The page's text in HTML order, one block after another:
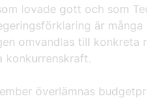
lovade gott och som
är
omvandlas till konkreta
konkurrenskraft.
överlämnas